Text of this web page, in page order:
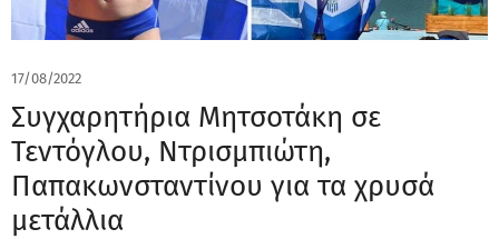
17/08/2022
Συγχαρητήρια Μητσοτάκη σε
Τεντόγλου, Ντρισμπιώτη,
Παπακωνσταντίνου για τα χρυσά
μετάλλια